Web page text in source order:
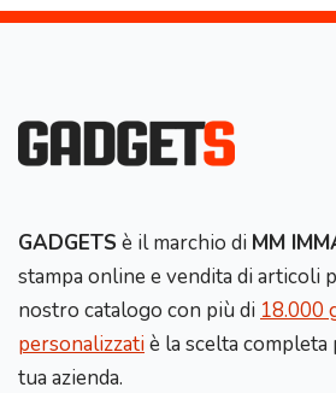
GADGETS è il marchio di MM
stampa online e vendita di articoli
nostro catalogo con più di 18.000
personalizzatiè la scelta
tua azienda.